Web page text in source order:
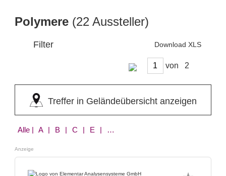
Polymere (22 Aussteller)
Filter Download XLS
von
Treffer in Geländeübersicht anzeigen
Alle | A | B | C | E | F | J | L | M | P | Q | R | S | T
Anzeige